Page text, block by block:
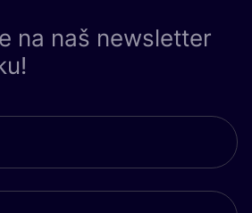
na naš newsletter